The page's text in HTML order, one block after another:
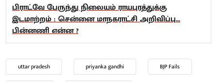
பிராட்வே பேருந்து நிலையம் ராயபுரத்துக்கு
இடமாற்றம் : சென்னை மாநகராட்சி அறிவிப்பு...
பின்னணி என்ன ?
uttar pradesh priyanka gandhi BJP Fails